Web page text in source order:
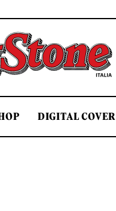
Stone Italia
DIGITAL COVER